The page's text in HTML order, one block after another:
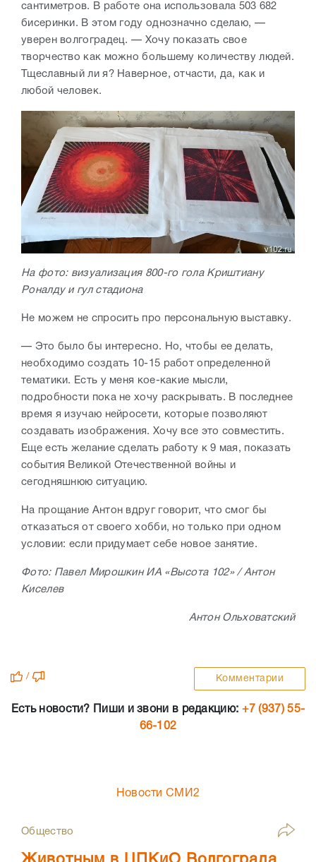
сантиметров. В работе она использовала 503 682
бисеринки. В этом году однозначно сделаю, —
уверен волгоградец. — Хочу показать свое
творчество как можно большему количеству людей.
Тщеславный ли я? Наверное, отчасти, да, как и
любой человек.
На фото: визуализация 800-го гола Криштиану
Роналду и гул стадиона
Не можем не спросить про персональную выставку.
— Это было бы интересно. Но, чтобы ее делать,
необходимо создать 10-15 работ определенной
тематики. Есть у меня кое-какие мысли,
подробности пока не хочу раскрывать. В последнее
время я изучаю нейросети, которые позволяют
создавать изображения. Хочу все это совместить.
Еще есть желание сделать работу к 9 мая, показать
события Великой Отечественной войны и
сегодняшнюю ситуацию.
На прощание Антон вдруг говорит, что смог бы
отказаться от своего хобби, но только при одном
условии: если придумает себе новое занятие.
Фото: Павел Мирошкин ИА «Высота 102» / Антон
Киселев
Антон Ольховатский
/ Комментарии
Есть новости? Пиши и звони в редакцию: +7 (937) 55-
66-102
Новости СМИ2
Общество